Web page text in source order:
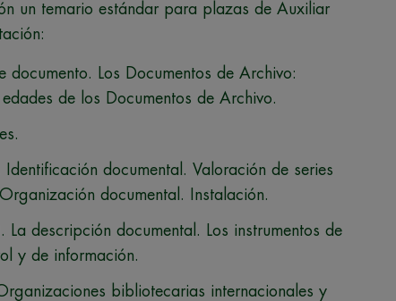
un temario estándar para plazas de Auxiliar
documento. Los Documentos de Archivo:
de los Documentos de Archivo.
documental. Valoración de series
documental. Instalación.
La descripción documental. Los instrumentos de
y de información.
bibliotecarias internacionales y